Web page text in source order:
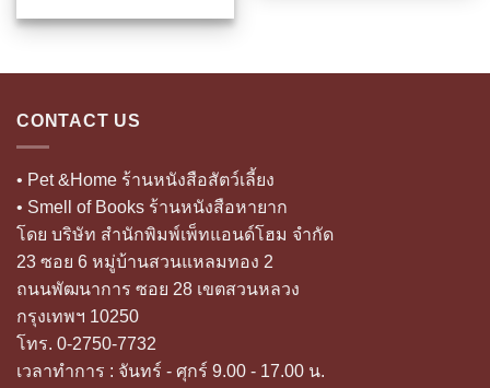
CONTACT US
• Pet &Home ร้านหนังสือสัตว์เลี้ยง
• Smell of Books ร้านหนังสือหายาก
โดย บริษัท สำนักพิมพ์เพ็ทแอนด์โฮม จำกัด
23 ซอย 6 หมู่บ้านสวนแหลมทอง 2
ถนนพัฒนาการ ซอย 28 เขตสวนหลวง
กรุงเทพฯ 10250
โทร. 0-2750-7732
เวลาทำการ : จันทร์ - ศุกร์ 9.00 - 17.00 น.